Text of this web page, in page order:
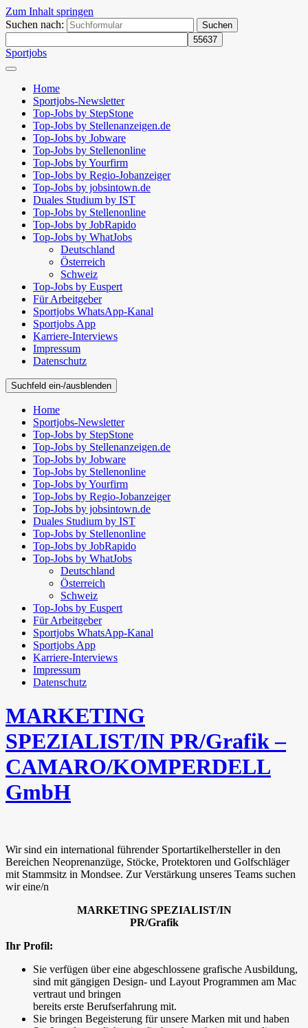
Zum Inhalt springen
Suchen nach:
Sportjobs
Home
Sportjobs-Newsletter
Top-Jobs by StepStone
Top-Jobs by Stellenanzeigen.de
Top-Jobs by Jobware
Top-Jobs by Stellenonline
Top-Jobs by Yourfirm
Top-Jobs by Regio-Jobanzeiger
Top-Jobs by jobsintown.de
Duales Studium by IST
Top-Jobs by Stellenonline
Top-Jobs by JobRapido
Top-Jobs by WhatJobs
Deutschland
Österreich
Schweiz
Top-Jobs by Euspert
Für Arbeitgeber
Sportjobs WhatsApp-Kanal
Sportjobs App
Karriere-Interviews
Impressum
Datenschutz
Suchfeld ein-/ausblenden
Home
Sportjobs-Newsletter
Top-Jobs by StepStone
Top-Jobs by Stellenanzeigen.de
Top-Jobs by Jobware
Top-Jobs by Stellenonline
Top-Jobs by Yourfirm
Top-Jobs by Regio-Jobanzeiger
Top-Jobs by jobsintown.de
Duales Studium by IST
Top-Jobs by Stellenonline
Top-Jobs by JobRapido
Top-Jobs by WhatJobs
Deutschland
Österreich
Schweiz
Top-Jobs by Euspert
Für Arbeitgeber
Sportjobs WhatsApp-Kanal
Sportjobs App
Karriere-Interviews
Impressum
Datenschutz
MARKETING
SPEZIALIST/IN PR/Grafik –
CAMARO/KOMPERDELL
GmbH
Wir sind ein international führender Sportartikelhersteller in den
Bereichen Neoprenanzüge, Stöcke, Protektoren und Golfschläger
mit Stammsitz in Mondsee. Zur Verstärkung unseres Teams suchen
wir eine/n
MARKETING SPEZIALIST/IN
PR/Grafik
Ihr Profil:
Sie verfügen über eine abgeschlossene grafische Ausbildung,
sind mit gängigen Design- und Layout Programmen am Mac
vertraut und bringen
bereits erste Berufserfahrung mit.
Sie bringen Begeisterung für unsere Marken mit und haben